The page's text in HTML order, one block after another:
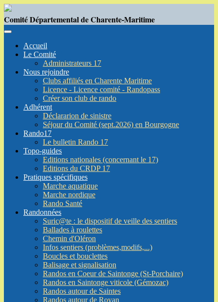
Comité Départemental de Charente-Maritime
Accueil
Le Comité
Administrateurs 17
Nous rejoindre
Clubs affiliés en Charente Maritime
Licence - Licence comité - Randopass
Créer son club de rando
Adhérent
Déclararion de sinistre
Séjour du Comité (sept.2026) en Bourgogne
Rando17
Le bulletin Rando 17
Topo-guides
Editions nationales (concernant le 17)
Editions du CRDP 17
Pratiques spécifiques
Marche aquatique
Marche nordique
Rando Santé
Randonnées
Suric@te : le dispositif de veille des sentiers
Ballades à roulettes
Chemin d'Oléron
Infos sentiers (problèmes,modifs,...)
Boucles et bouclettes
Balisage et signalisation
Randos en Coeur de Saintonge (St-Porchaire)
Randos en Saintonge viticole (Gémozac)
Randos autour de Saintes
Randos autour de Royan